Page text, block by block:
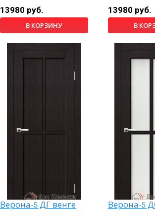
13980 руб.
В КОРЗИНУ
13980 руб.
В
Верона-5 ДГ венге Верона-5